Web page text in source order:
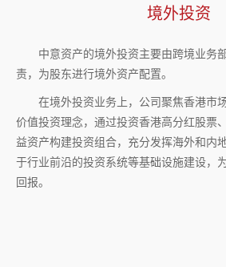
境外投资
中意资产的境外投资主要由跨境业务
责，为股东进行境外资产配置。
在境外投资业务上，公司聚焦香港市
价值投资理念，通过投资香港高分红股票
益资产构建投资组合，充分发挥海外和内
于行业前沿的投资系统等基础设施建设，
回报。